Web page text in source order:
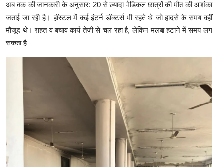
अब तक की जानकारी के अनुसार: 20 से ज़्यादा मेडिकल छात्रों की मौत की आशंका
जताई जा रही है। हॉस्टल में कई इंटर्न डॉक्टर्स भी रहते थे जो हादसे के समय वहीं
मौजूद थे। राहत व बचाव कार्य तेज़ी से चल रहा है, लेकिन मलबा हटाने में समय लग
सकता है